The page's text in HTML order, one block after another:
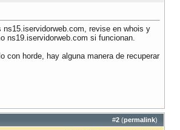
revise en whois y
ns19.iservidorweb.com si funcionan.
con horde, hay alguna manera de recuperar
#2 (permalink)